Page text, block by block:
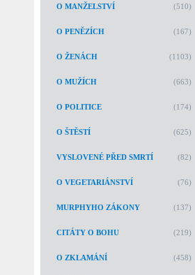
O MANŽELSTVÍ (510)
O PENĚZÍCH (167)
O ŽENÁCH (1103)
O MUŽÍCH (663)
O POLITICE (174)
O ŠTĚSTÍ (625)
VYSLOVENÉ PŘED SMRTÍ (82)
O VEGETARIÁNSTVÍ (76)
MURPHYHO ZÁKONY (137)
CITÁTY O BOHU (219)
O ZKLAMÁNÍ (458)